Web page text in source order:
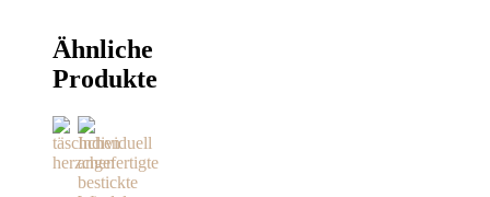
Ähnliche
Produkte